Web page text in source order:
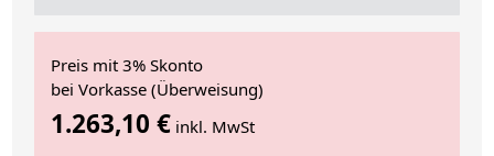
Preis mit 3% Skonto
bei Vorkasse (Überweisung)
1.263,10 € inkl. MwSt